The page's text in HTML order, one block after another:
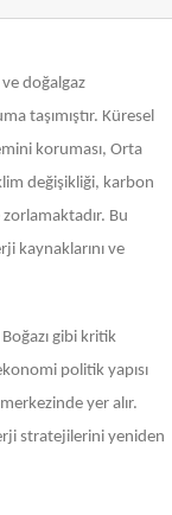
doğalgaz
taşımıştır. Küresel
koruması, Orta
değişikliği, karbon
Bu
kaynaklarını ve
gibi kritik
politik yapısı
yer alır.
stratejilerini yeniden